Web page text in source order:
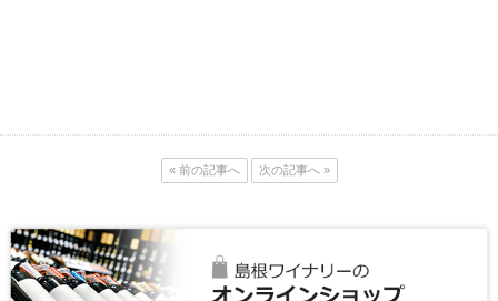
« 前の記事へ 次の記事へ »